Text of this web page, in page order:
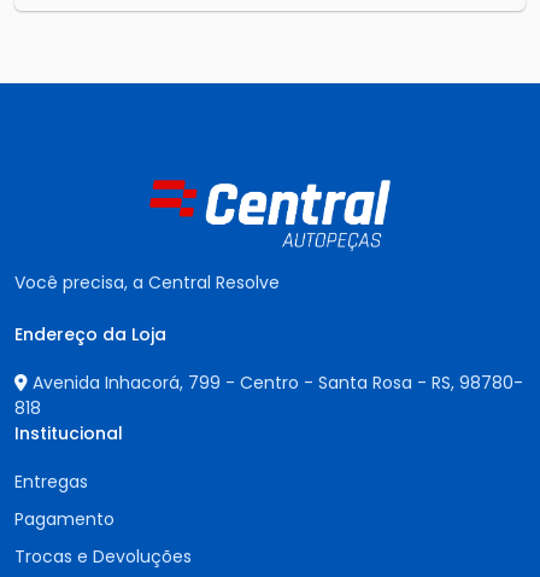
Você precisa, a Central Resolve
Endereço da Loja
Avenida Inhacorá, 799 - Centro - Santa Rosa - RS, 98780-
818
Institucional
Entregas
Pagamento
Trocas e Devoluções